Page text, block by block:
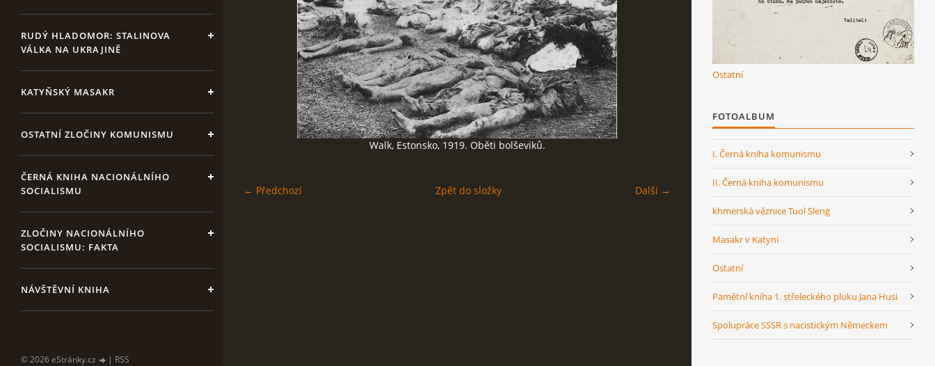
RUDÝ HLADOMOR: STALINOVA
VÁLKA NA UKRAJINĚ
KATYŇSKÝ MASAKR
OSTATNÍ ZLOČINY KOMUNISMU
ČERNÁ KNIHA NACIONÁLNÍHO
SOCIALISMU
ZLOČINY NACIONÁLNÍHO
SOCIALISMU: FAKTA
NÁVŠTĚVNÍ KNIHA
© 2026 eStránky.cz | RSS
Walk, Estonsko, 1919. Oběti bolševiků.
← Předchozí Další →
Zpět do složky
Ostatní
FOTOALBUM
I. Černá kniha komunismu
II. Černá kniha komunismu
khmerská věznice Tuol Sleng
Masakr v Katyni
Ostatní
Pamětní kniha 1. střeleckého pluku Jana Husi
Spolupráce SSSR s nacistickým Německem